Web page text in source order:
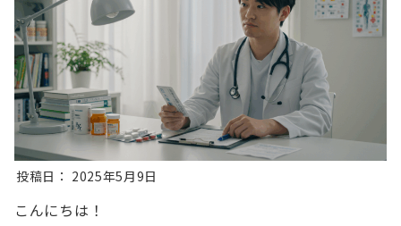
投稿日： 2025年5月9日
こんにちは！